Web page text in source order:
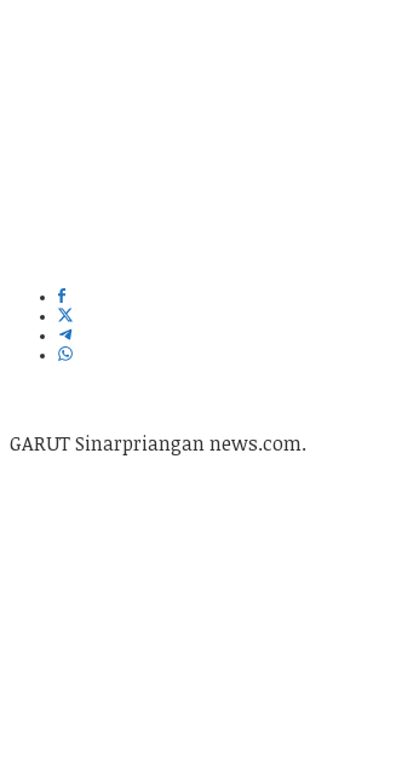
GARUT Sinarpriangan news.com.